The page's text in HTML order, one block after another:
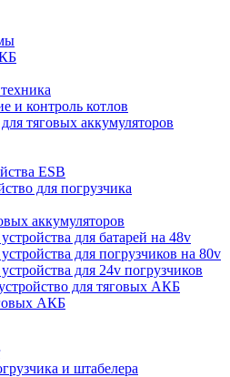
и контроль котлов
тяговых аккумуляторов
ESB
для погрузчика
аккумуляторов
для батарей на 48v
для погрузчиков на 80v
для 24v погрузчиков
для тяговых АКБ
АКБ
и штабелера